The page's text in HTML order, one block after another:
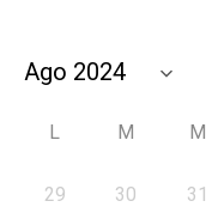
L M M
29 30 31